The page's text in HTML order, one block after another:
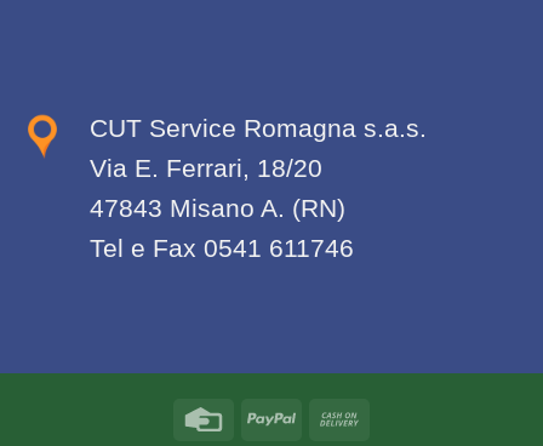
CUT Service Romagna s.a.s.
Via E. Ferrari, 18/20
47843 Misano A. (RN)
Tel e Fax 0541 611746